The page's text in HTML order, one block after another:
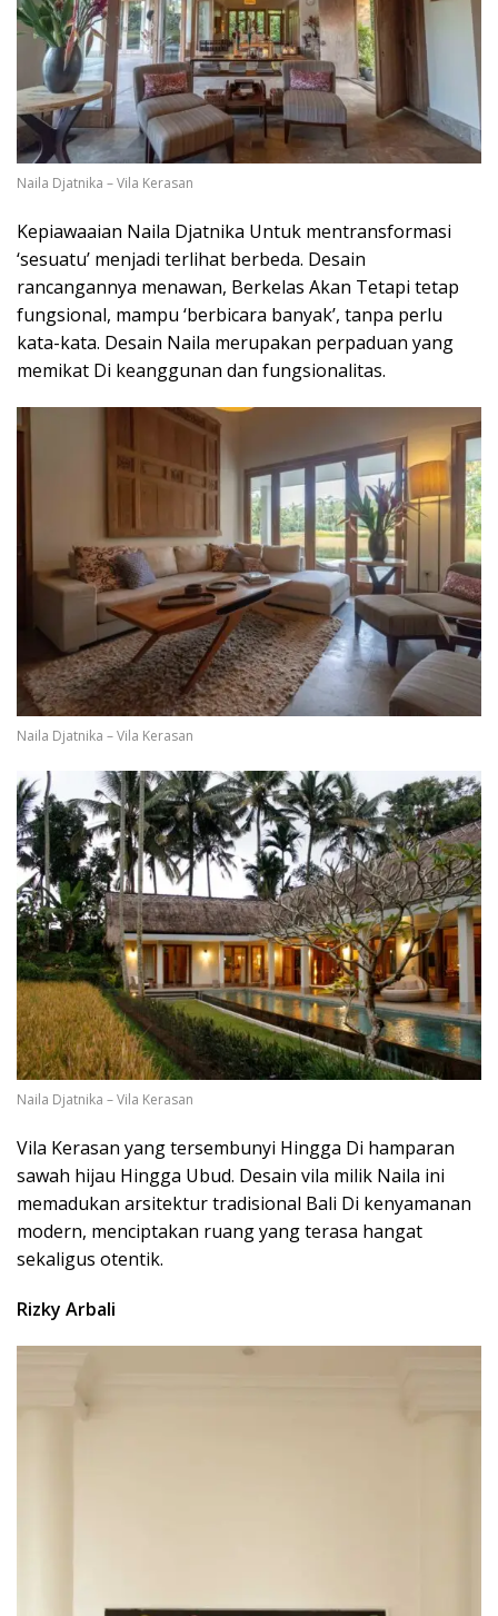
Naila Djatnika – Vila Kerasan
Kepiawaaian Naila Djatnika Untuk mentransformasi
‘sesuatu’ menjadi terlihat berbeda. Desain
rancangannya menawan, Berkelas Akan Tetapi tetap
fungsional, mampu ‘berbicara banyak’, tanpa perlu
kata-kata. Desain Naila merupakan perpaduan yang
memikat Di keanggunan dan fungsionalitas.
Naila Djatnika – Vila Kerasan
Naila Djatnika – Vila Kerasan
Vila Kerasan yang tersembunyi Hingga Di hamparan
sawah hijau Hingga Ubud. Desain vila milik Naila ini
memadukan arsitektur tradisional Bali Di kenyamanan
modern, menciptakan ruang yang terasa hangat
sekaligus otentik.
Rizky Arbali